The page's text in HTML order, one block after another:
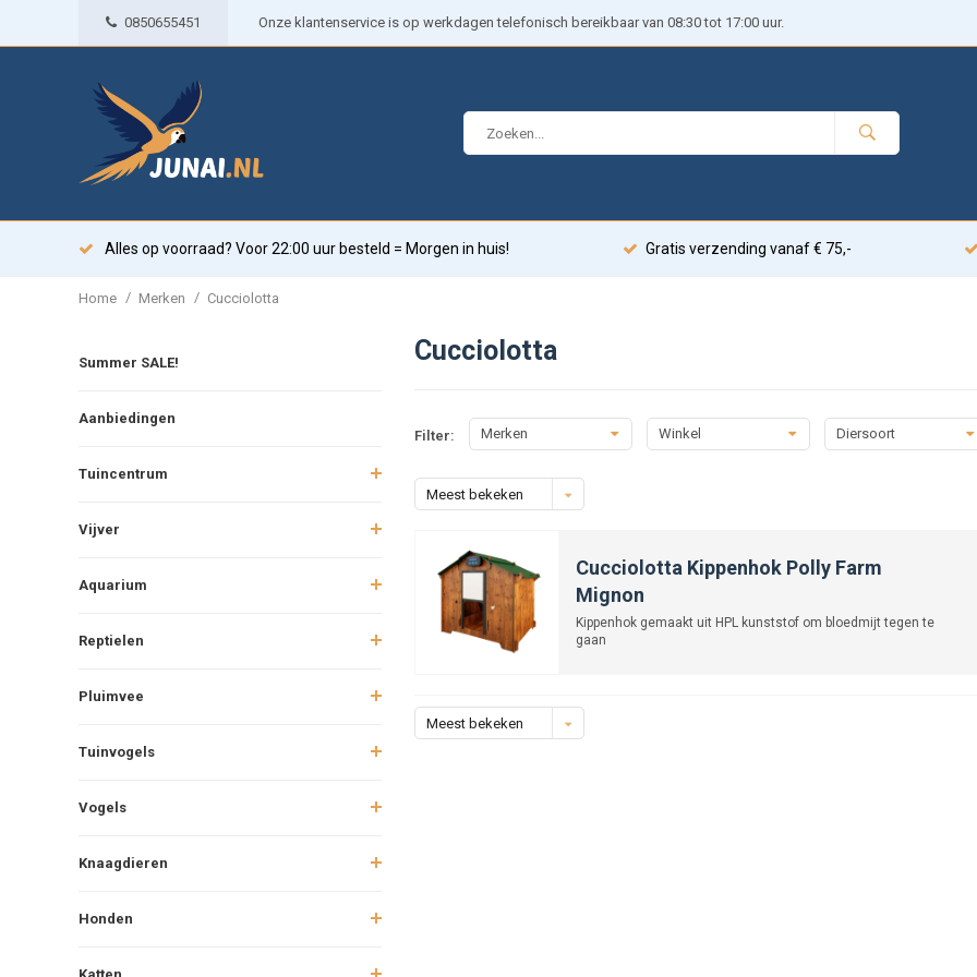
0850655451 Onze klantenservice is op werkdagen telefonisch bereikbaar van 08:30 tot 17:00 uur.
Alles op voorraad? Voor 22:00 uur besteld = Morgen in huis! Gratis verzending vanaf € 75,-
Home / Merken / Cucciolotta
Summer SALE!
Aanbiedingen
Tuincentrum
Vijver
Aquarium
Reptielen
Pluimvee
Tuinvogels
Vogels
Knaagdieren
Honden
Cucciolotta
Filter: Merken Winkel Diersoort
Meest bekeken
Cucciolotta Kippenhok Polly Farm
Mignon
Kippenhok gemaakt uit HPL kunststof om bloedmijt tegen te
gaan
Meest bekeken